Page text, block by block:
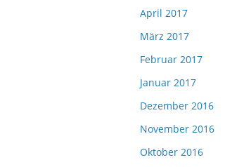
April 2017
März 2017
Februar 2017
Januar 2017
Dezember 2016
November 2016
Oktober 2016